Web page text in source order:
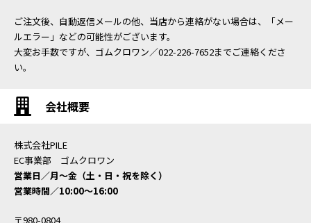
ご注文後、自動返信メールの他、当店から連絡がない場合は、「メー
ルエラー」などの可能性がございます。
大変お手数ですが、ゴムクロワン／022-226-7652までご連絡くださ
い。
会社概要
株式会社PILE
EC事業部 ゴムクロワン
営業日／月〜金（土・日・祝を除く）
営業時間／10:00〜16:00
〒980-0804